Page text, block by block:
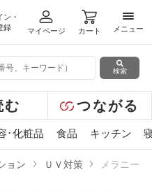
ン・
録
マイページ カート
メニ
メニュー
検索
む つながる
･化粧品 食品 キッチン
ョン ＵＶ対策 メラニーナ